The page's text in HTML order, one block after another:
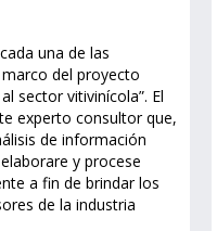
una de las
del proyecto
sector vitivinícola”. El
experto consultor que,
de información
y procese
a fin de brindar los
de la industria